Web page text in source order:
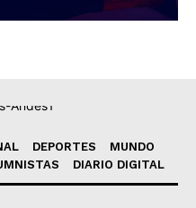
DEPORTES
MUNDO
DIARIO DIGITAL